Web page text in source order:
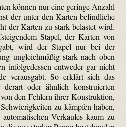
können nur eine geringe Anzahl
der unter den Karten befindliche
der Karten zu stark belastet wird.
Stapel, der Karten von
wird der Stapel nur bei der
ungleichmäßig stark nach oben
infolgedessen entweder gar nicht
verausgabt. So erklärt sich das
derart oder ähnlich konstruierten
den Fehlern ihrer Konstruktion,
zu kämpfen haben,
Verkaufes kaum zu